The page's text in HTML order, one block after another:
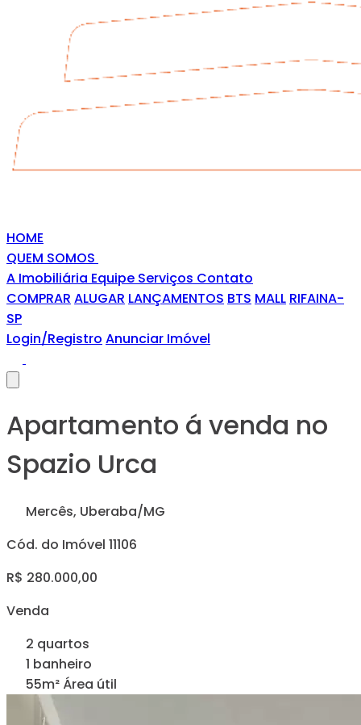
HOME
QUEM SOMOS
A Imobiliária Equipe Serviços Contato
COMPRAR ALUGAR LANÇAMENTOS BTS MALL RIFAINA-
SP
Login/Registro Anunciar Imóvel
Apartamento á venda no
Spazio Urca
Mercês, Uberaba/MG
Cód. do Imóvel 11106
R$ 280.000,00
Venda
2 quartos
1 banheiro
55m² Área útil